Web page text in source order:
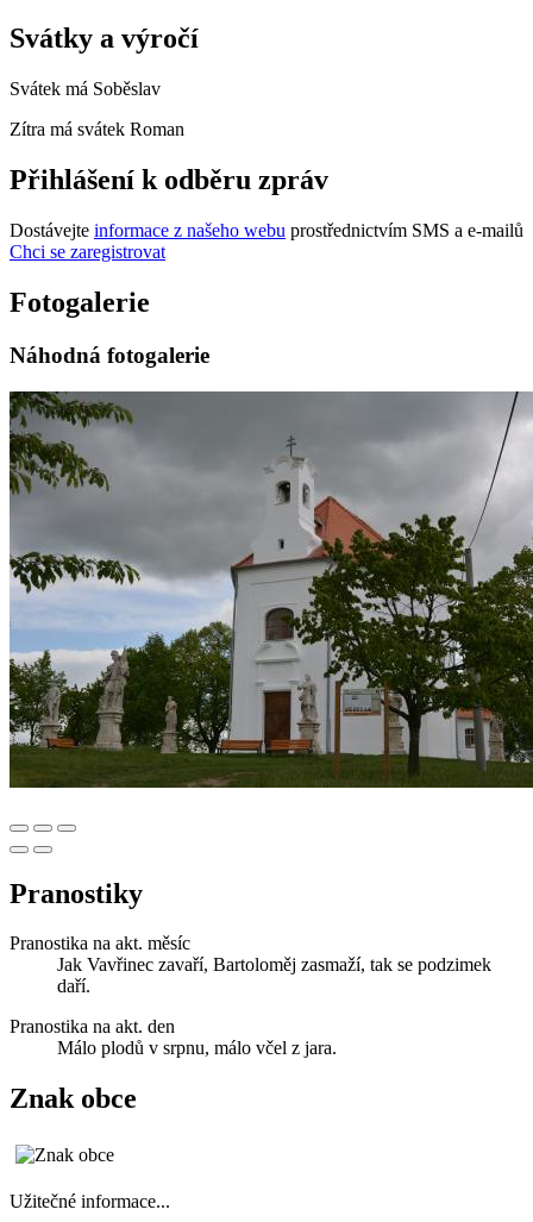
Svátky a výročí
Svátek má Soběslav
Zítra má svátek Roman
Přihlášení k odběru zpráv
Dostávejte informace z našeho webu prostřednictvím SMS a e-mailů
Chci se zaregistrovat
Fotogalerie
Náhodná fotogalerie
Pranostiky
Pranostika na akt. měsíc
Jak Vavřinec zavaří, Bartoloměj zasmaží, tak se podzimek
daří.
Pranostika na akt. den
Málo plodů v srpnu, málo včel z jara.
Znak obce
Užitečné informace...